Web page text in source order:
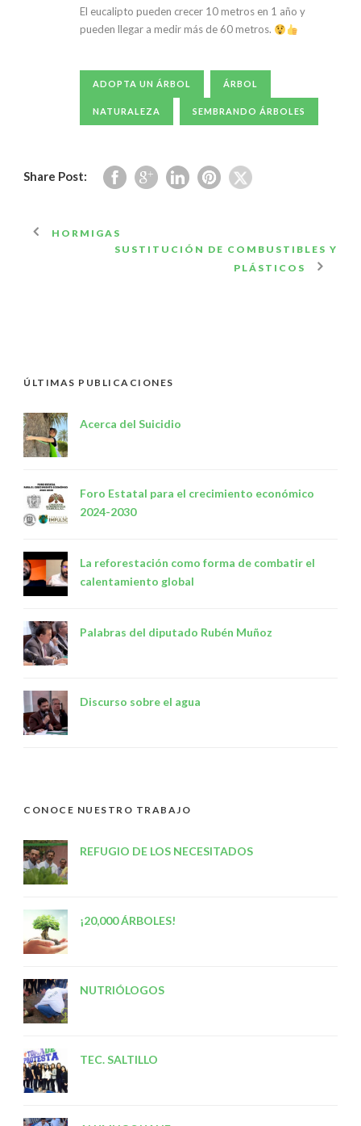
El eucalipto pueden crecer 10 metros en 1 año y
pueden llegar a medir más de 60 metros.
ADOPTA UN ÁRBOL ÁRBOL
NATURALEZA SEMBRANDO ÁRBOLES
Share Post:
HORMIGAS
SUSTITUCIÓN DE COMBUSTIBLES Y
PLÁSTICOS
ÚLTIMAS PUBLICACIONES
Acerca del Suicidio
Foro Estatal para el crecimiento económico
2024-2030
La reforestación como forma de combatir el
calentamiento global
Palabras del diputado Rubén Muñoz
Discurso sobre el agua
CONOCE NUESTRO TRABAJO
REFUGIO DE LOS NECESITADOS
¡20,000 ÁRBOLES!
NUTRIÓLOGOS
TEC. SALTILLO